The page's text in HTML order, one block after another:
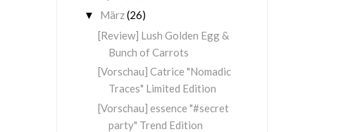
▼ März(26)
[Review] Lush Golden Egg &
Bunch of Carrots
[Vorschau] Catrice "Nomadic
Traces" Limited Edition
[Vorschau] essence "#secret
party" Trend Edition